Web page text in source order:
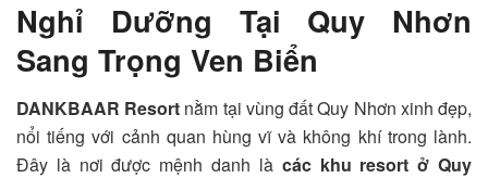
Nghỉ Dưỡng Tại Quy Nhơn
Sang Trọng Ven Biển
DANKBAAR Resort nằm tại vùng đất Quy Nhơn xinh đẹp,
nổi tiếng với cảnh quan hùng vĩ và không khí trong lành.
Đây là nơi được mệnh danh là các khu resort ở Quy